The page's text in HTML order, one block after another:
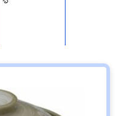
IHやオーブンなど
さまざまな熱源に